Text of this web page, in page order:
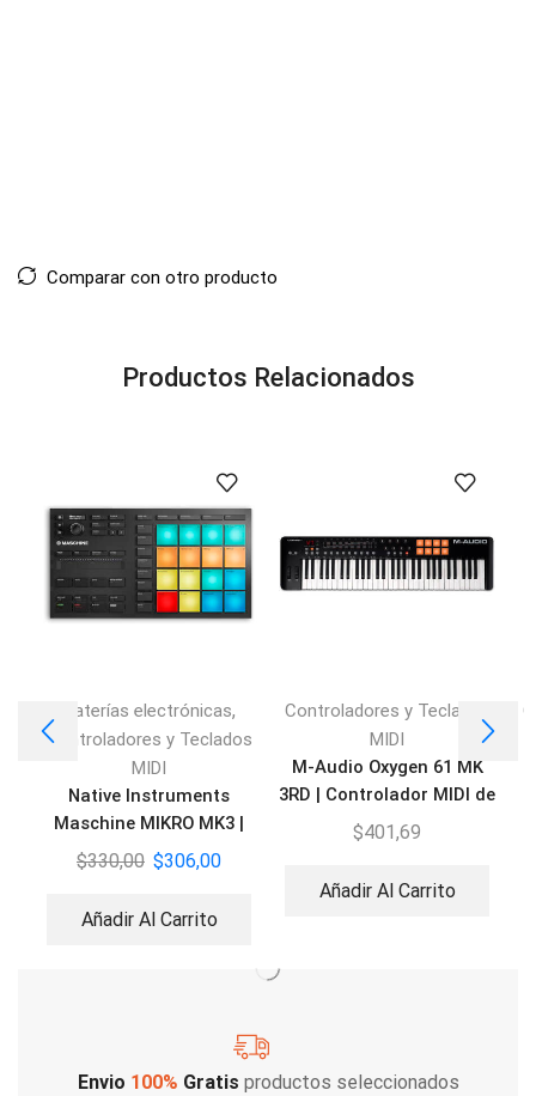
Comparar con otro producto
Productos Relacionados
Baterías electrónicas,
Controladores y Teclados
MIDI
Native Instruments
Maschine MIKRO MK3 |
Caja de Ritmos y MIDI
$330,00 $306,00
Añadir Al Carrito
Controladores y Teclados
MIDI
M-Audio Oxygen 61 MK
3RD | Controlador MIDI de
61 teclas
$401,69
Añadir Al Carrito
Envio 100% Gratis productos seleccionados